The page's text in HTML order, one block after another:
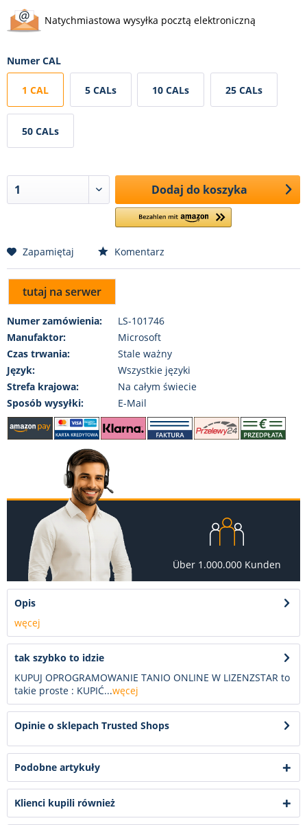
Natychmiastowa wysyłka pocztą elektroniczną
Numer CAL
1 CAL 5 CALs 10 CALs 25 CALs
50 CALs
Dodaj do koszyka
Zapamiętaj Komentarz
tutaj na serwer
Numer zamówienia:
LS-101746
Manufaktor:
Microsoft
Czas trwania:
Stale ważny
Język:
Wszystkie języki
Strefa krajowa:
Na całym świecie
Sposób wysyłki:
E-Mail
Über 1.000.000 Kunden
Opis
węcej
tak szybko to idzie
KUPUJ OPROGRAMOWANIE TANIO ONLINE W LIZENZSTAR to
takie proste : KUPIĆ...węcej
Opinie o sklepach Trusted Shops
Podobne artykuły
Klienci kupili również